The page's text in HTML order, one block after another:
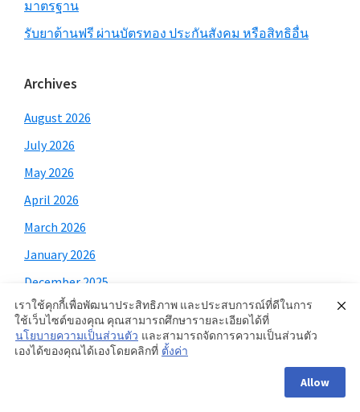
มาตรฐาน
รับยาต้านฟรี ผ่านบัตรทอง ประกันสังคม หรือสิทธิอื่น
Archives
August 2026
July 2026
May 2026
April 2026
March 2026
January 2026
December 2025
November 2025
October 2025
September 2025
เราใช้คุกกี้เพื่อพัฒนาประสิทธิภาพ และประสบการณ์ที่ดีในการ
ใช้เว็บไซต์ของคุณ คุณสามารถศึกษารายละเอียดได้ที่
นโยบายความเป็นส่วนตัว และสามารถจัดการความเป็นส่วนตัว
เองได้ของคุณได้เองโดยคลิกที่ ตั้งค่า
Allow